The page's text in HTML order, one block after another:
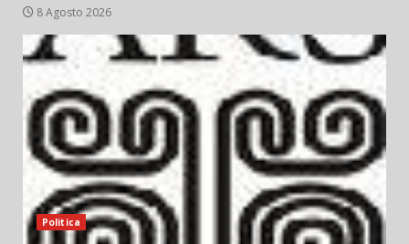
8 Agosto 2026
Politica